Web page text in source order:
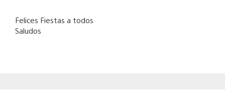
Felices Fiestas a todos
Saludos